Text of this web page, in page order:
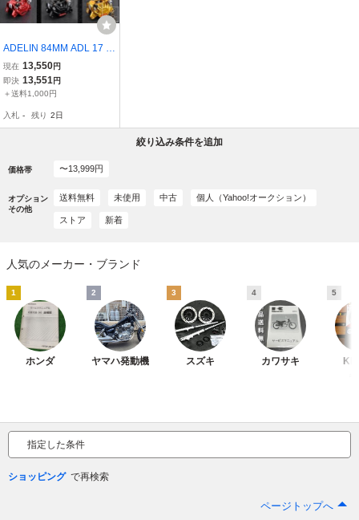
ADELIN 84MM ADL 17 ア
ルミオートバイレーシン
グバイク 34MMピストン
ブレーキディスクキャリ
スズキ APRILLA用 部品
現在 13,550円
即決 13,551円
＋送料1,000円
入札 - 残り 2日
絞り込み条件を追加
価格帯 〜13,999円
オプション
その他
送料無料 未使用 中古 個人（Yahoo!オークション）
ストア 新着
人気のメーカー・ブランド
1
ホンダ
2
ヤマハ発動機
3
スズキ
4
カワサキ
5
指定した条件
ショッピング
ページトップへ